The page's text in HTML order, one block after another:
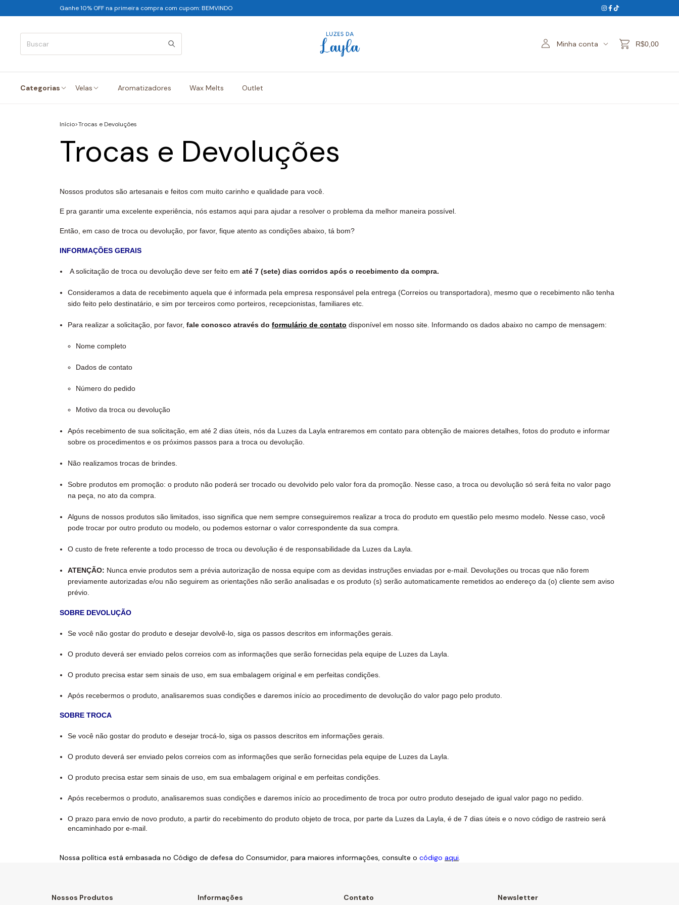
Ganhe 10% OFF na primeira compra com cupom: BEMVINDO
Minha conta R$0,00
Categorias Velas Aromatizadores Wax Melts Outlet
Início>Trocas e Devoluções
Trocas e Devoluções
Nossos produtos são artesanais e feitos com muito carinho e qualidade para você.
E pra garantir uma excelente experiência, nós estamos aqui para ajudar a resolver o problema da melhor maneira possível.
Então, em caso de troca ou devolução, por favor, fique atento as condições abaixo, tá bom?
INFORMAÇÕES GERAIS
A solicitação de troca ou devolução deve ser feito em até 7 (sete) dias corridos após o recebimento da compra.
Consideramos a data de recebimento aquela que é informada pela empresa responsável pela entrega (Correios ou transportadora), mesmo que o recebimento não tenha
sido feito pelo destinatário, e sim por terceiros como porteiros, recepcionistas, familiares etc.
Para realizar a solicitação, por favor, fale conosco através do formulário de contato disponível em nosso site. Informando os dados abaixo no campo de mensagem:
Nome completo
Dados de contato
Número do pedido
Motivo da troca ou devolução
Após recebimento de sua solicitação, em até 2 dias úteis, nós da Luzes da Layla entraremos em contato para obtenção de maiores detalhes, fotos do produto e informar
sobre os procedimentos e os próximos passos para a troca ou devolução.
Não realizamos trocas de brindes.
Sobre produtos em promoção: o produto não poderá ser trocado ou devolvido pelo valor fora da promoção. Nesse caso, a troca ou devolução só será feita no valor pago
na peça, no ato da compra.
Alguns de nossos produtos são limitados, isso significa que nem sempre conseguiremos realizar a troca do produto em questão pelo mesmo modelo. Nesse caso, você
pode trocar por outro produto ou modelo, ou podemos estornar o valor correspondente da sua compra.
O custo de frete referente a todo processo de troca ou devolução é de responsabilidade da Luzes da Layla.
ATENÇÃO: Nunca envie produtos sem a prévia autorização de nossa equipe com as devidas instruções enviadas por e-mail. Devoluções ou trocas que não forem
previamente autorizadas e/ou não seguirem as orientações não serão analisadas e os produto (s) serão automaticamente remetidos ao endereço da (o) cliente sem aviso
prévio.
SOBRE DEVOLUÇÃO
Se você não gostar do produto e desejar devolvê-lo, siga os passos descritos em informações gerais.
O produto deverá ser enviado pelos correios com as informações que serão fornecidas pela equipe de Luzes da Layla.
O produto precisa estar sem sinais de uso, em sua embalagem original e em perfeitas condições.
Após recebermos o produto, analisaremos suas condições e daremos início ao procedimento de devolução do valor pago pelo produto.
SOBRE TROCA
Se você não gostar do produto e desejar trocá-lo, siga os passos descritos em informações gerais.
O produto deverá ser enviado pelos correios com as informações que serão fornecidas pela equipe de Luzes da Layla.
O produto precisa estar sem sinais de uso, em sua embalagem original e em perfeitas condições.
Após recebermos o produto, analisaremos suas condições e daremos início ao procedimento de troca por outro produto desejado de igual valor pago no pedido.
O prazo para envio de novo produto, a partir do recebimento do produto objeto de troca, por parte da Luzes da Layla, é de 7 dias úteis e o novo código de rastreio será
encaminhado por e-mail.
Nossa política está embasada no Código de defesa do Consumidor, para maiores informações, consulte o código aqui.
Nossos Produtos Informações Contato Newsletter